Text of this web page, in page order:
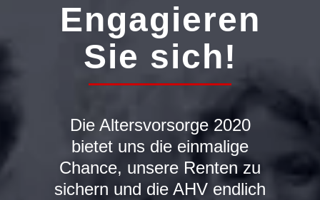
Engagieren
Sie sich!
Die Altersvorsorge 2020
bietet uns die einmalige
Chance, unsere Renten zu
sichern und die AHV endlich